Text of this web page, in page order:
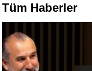
Tüm Haberler